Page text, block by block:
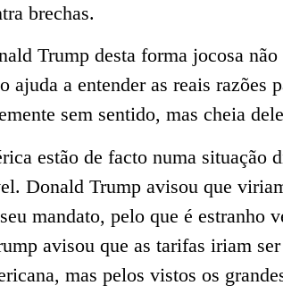
brechas.
Trump desta forma jocosa não
ajuda a entender as reais razões
sem sentido, mas cheia
estão de facto numa situação
Donald Trump avisou que
mandato, pelo que é estranho
avisou que as tarifas iriam
mas pelos vistos os